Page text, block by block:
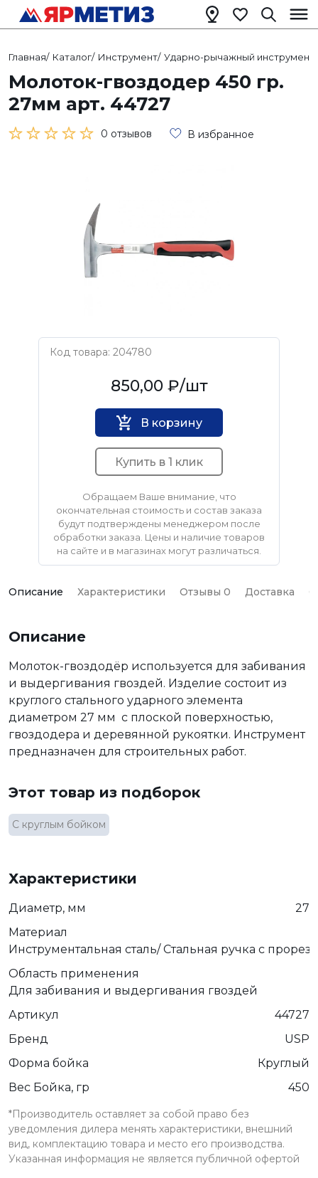
Главная/ Каталог/ Инструмент/ Ударно-рычажный инструмент
Молоток-гвоздодер 450 гр.
27мм арт. 44727
0 отзывов В избранное
Код товара: 204780
850,00 ₽/шт
В корзину
Купить в 1 клик
Обращаем Ваше внимание, что
окончательная стоимость и состав заказа
будут подтверждены менеджером после
обработки заказа. Цены и наличие товаров
на сайте и в магазинах могут различаться.
Описание Характеристики Отзывы 0 Доставка
Описание
Молоток-гвоздодёр используется для забивания
и выдергивания гвоздей. Изделие состоит из
круглого стального ударного элемента
диаметром 27 мм с плоской поверхностью,
гвоздодера и деревянной рукоятки. Инструмент
предназначен для строительных работ.
Этот товар из подборок
С круглым бойком
Характеристики
Диаметр, мм
27
Материал
Инструментальная сталь/ Стальная ручка с
Область применения
Для забивания и выдергивания гвоздей
Артикул
44727
Бренд
USP
Форма бойка
Круглый
Вес Бойка, гр
450
*Производитель оставляет за собой право без
уведомления дилера менять характеристики, внешний
вид, комплектацию товара и место его производства.
Указанная информация не является публичной офертой